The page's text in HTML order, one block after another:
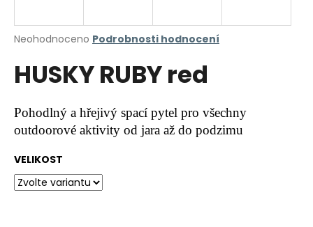
Průměrné
produktu
je
z
5
hvězdiček.
Neohodnoceno Podrobnosti hodnocení
HUSKY RUBY red
Pohodlný a hřejivý spací pytel pro všechny
outdoorové aktivity od jara až do podzimu
VELIKOST
j
t
?